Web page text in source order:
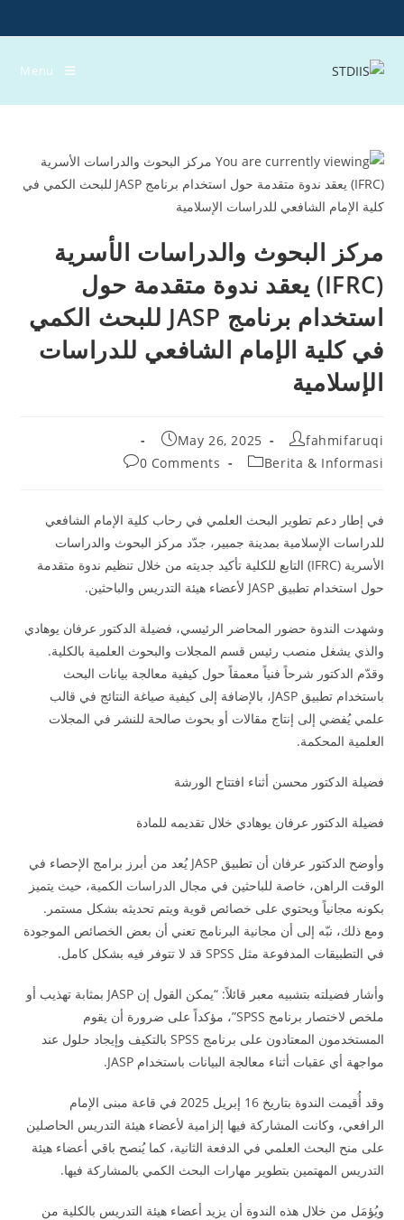
to
content
Menu
مركز البحوث والدراسات الأسرية
(IFRC) يعقد ندوة متقدمة حول
استخدام برنامج JASP للبحث الكمي
في كلية الإمام الشافعي للدراسات
الإسلامية
Post
author:
fahmifaruqi
Post
published:
May 26, 2025
Post
Berita & Informasi
Post
0 Comments
في إطار دعم تطوير البحث العلمي في رحاب كلية الإمام الشافعي
للدراسات الإسلامية بمدينة جمبير، جدّد مركز البحوث والدراسات
الأسرية (IFRC) التابع للكلية تأكيد جديته من خلال تنظيم ندوة متقدمة
حول استخدام تطبيق JASP لأعضاء هيئة التدريس والباحثين.
وشهدت الندوة حضور المحاضر الرئيسي، فضيلة الدكتور عرفان يوهادي
والذي يشغل منصب رئيس قسم المجلات والبحوث العلمية بالكلية.
وقدّم الدكتور شرحاً فنياً معمقاً حول كيفية معالجة بيانات البحث
باستخدام تطبيق JASP، بالإضافة إلى كيفية صياغة النتائج في قالب
علمي يُفضي إلى إنتاج مقالات أو بحوث صالحة للنشر في المجلات
العلمية المحكمة.
فضيلة الدكتور محسن أثناء افتتاح الورشة
فضيلة الدكتور عرفان يوهادي خلال تقديمه للمادة
وأوضح الدكتور عرفان أن تطبيق JASP يُعد من أبرز برامج الإحصاء في
الوقت الراهن، خاصة للباحثين في مجال الدراسات الكمية، حيث يتميز
بكونه مجانياً ويحتوي على خصائص قوية ويتم تحديثه بشكل مستمر.
ومع ذلك، نبّه إلى أن مجانية البرنامج تعني أن بعض الخصائص الموجودة
في التطبيقات المدفوعة مثل SPSS قد لا تتوفر فيه بشكل كامل.
وأشار فضيلته بتشبيه معبر قائلاً: “يمكن القول إن JASP بمثابة تهذيب أو
ملخص لاختصار برنامج SPSS”، مؤكداً على ضرورة أن يقوم
المستخدمون المعتادون على برنامج SPSS بالتكيف وإيجاد حلول عند
مواجهة أي عقبات أثناء معالجة البيانات باستخدام JASP.
وقد أُقيمت الندوة بتاريخ 16 إبريل 2025 في قاعة مبنى الإمام
الرافعي، وكانت المشاركة فيها إلزامية لأعضاء هيئة التدريس الحاصلين
على منح البحث العلمي في الدفعة الثانية، كما يُنصح باقي أعضاء هيئة
التدريس المهتمين بتطوير مهارات البحث الكمي بالمشاركة فيها.
ويُؤمَل من خلال هذه الندوة أن يزيد أعضاء هيئة التدريس بالكلية من